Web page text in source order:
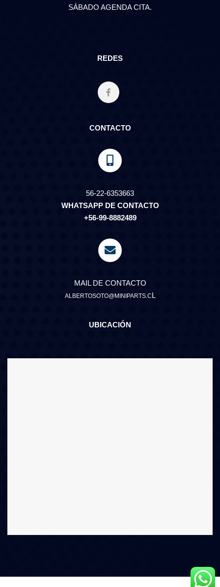
SÁBADO AGENDA CITA.
REDES
CONTACTO
56-22-6353663
WHATSAPP DE CONTACTO
+56-99-8882489
MAIL DE CONTACTO
ALBERTOSOTO@MINIPARTS.CL
UBICACIÓN